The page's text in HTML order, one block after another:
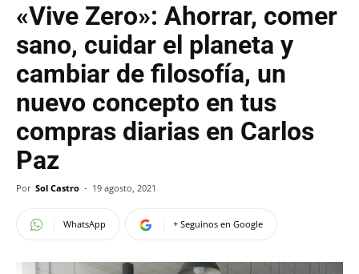
«Vive Zero»: Ahorrar, comer
sano, cuidar el planeta y
cambiar de filosofía, un
nuevo concepto en tus
compras diarias en Carlos
Paz
Por Sol Castro - 19 agosto, 2021
WhatsApp + Seguinos en Google